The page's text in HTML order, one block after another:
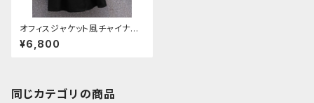
オフィスジャケット風チャイナド
レスワンピース
¥6,800
同じカテゴリの商品